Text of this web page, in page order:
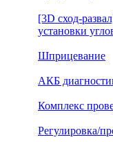
[3D сход-
установки
Шприцевание
АКБ
Комплекс
Регулировка/